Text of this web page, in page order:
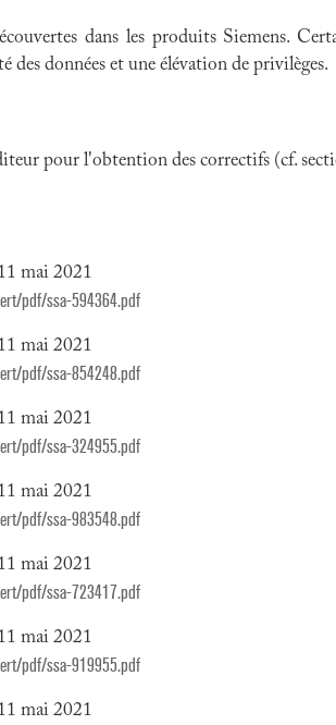
dans les produits Siemens.
des données et une élévation de privilèges.
pour l'obtention des correctifs (cf.
mai 2021
pdf/ssa-594364.pdf
mai 2021
pdf/ssa-854248.pdf
mai 2021
pdf/ssa-324955.pdf
mai 2021
pdf/ssa-983548.pdf
mai 2021
pdf/ssa-723417.pdf
mai 2021
pdf/ssa-919955.pdf
mai 2021